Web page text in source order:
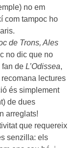
no em
com tampoc ho
de Trons, Ales
no dic que no
fan deL’Odissea,
lectures
és simplement
de dues
arreglats!
que requereix
senzilla: els